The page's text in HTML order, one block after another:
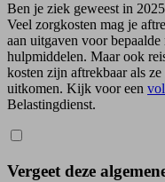
Ben je ziek geweest in
Veel zorgkosten mag je
aan uitgaven voor
hulpmiddelen. Maar ook
kosten zijn aftrekbaar als
uitkomen. Kijk voor een
Belastingdienst.
Vergeet deze